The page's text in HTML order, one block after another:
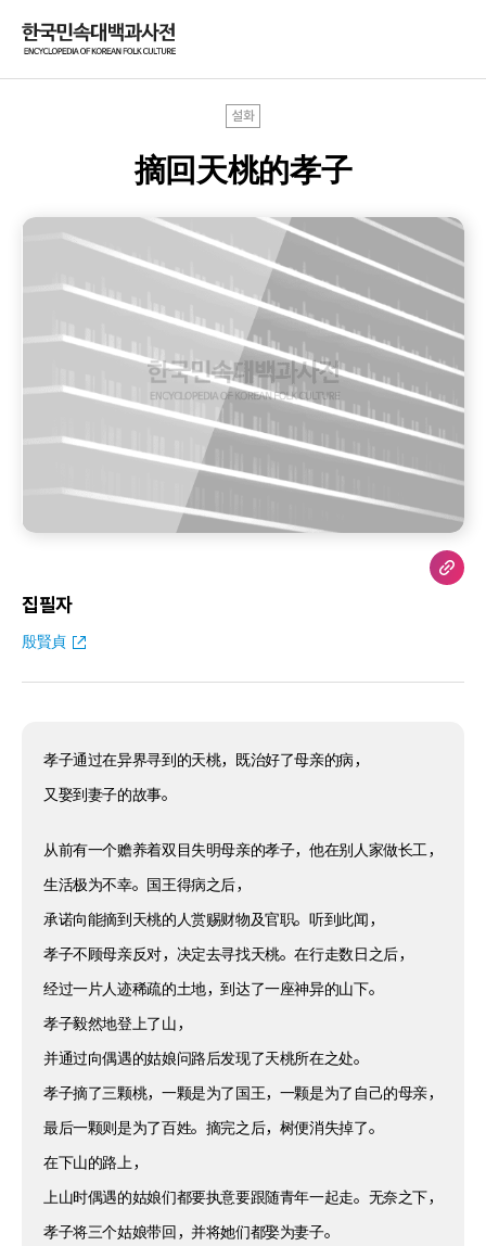
설화
摘回天桃的孝子
집필자
殷賢貞
孝子通过在异界寻到的天桃，既治好了母亲的病，
又娶到妻子的故事。
从前有一个赡养着双目失明母亲的孝子，他在别人家做长工，
生活极为不幸。国王得病之后，
承诺向能摘到天桃的人赏赐财物及官职。听到此闻，
孝子不顾母亲反对，决定去寻找天桃。在行走数日之后，
经过一片人迹稀疏的土地，到达了一座神异的山下。
孝子毅然地登上了山，
并通过向偶遇的姑娘问路后发现了天桃所在之处。
孝子摘了三颗桃，一颗是为了国王，一颗是为了自己的母亲，
最后一颗则是为了百姓。摘完之后，树便消失掉了。
在下山的路上，
上山时偶遇的姑娘们都要执意要跟随青年一起走。无奈之下，
孝子将三个姑娘带回，并将她们都娶为妻子。